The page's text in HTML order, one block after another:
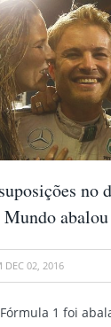
no
Mundo
DEC 02, 2016
1 foi